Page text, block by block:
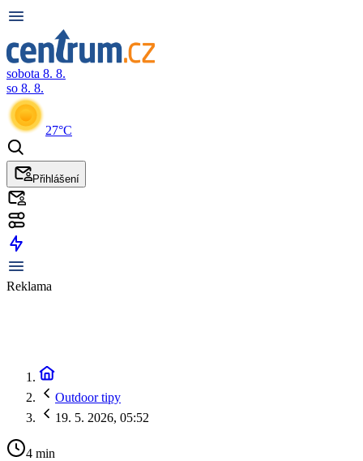
sobota 8. 8.
so 8. 8.
27°C
Přihlášení
Reklama
Outdoor tipy
19. 5. 2026, 05:52
4 min